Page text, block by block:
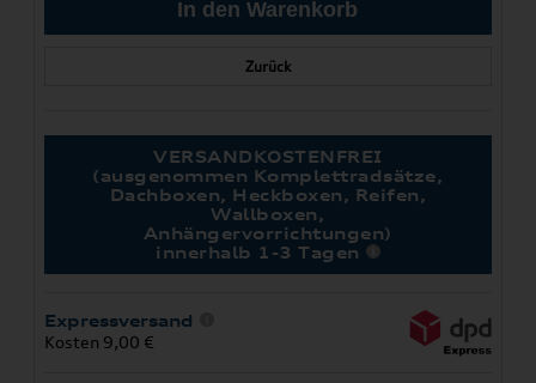
Zurück
VERSANDKOSTENFREI
(ausgenommen Komplettradsätze,
Dachboxen, Heckboxen, Reifen,
Wallboxen,
Anhängervorrichtungen)
innerhalb 1-3 Tagen
Expressversand
Kosten 9,00 €